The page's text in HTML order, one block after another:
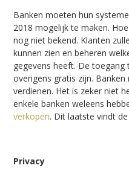
Banken moeten hun
2018 mogelijk te maken.
nog niet bekend. Klanten
kunnen zien en beheren
gegevens heeft. De
overigens gratis zijn.
verdienen. Het is zeker niet
enkele banken weleens
verkopen. Dit laatste vindt
Privacy